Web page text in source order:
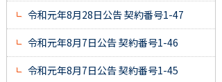
令和元年8月28日公告 契約番号1-47
令和元年8月7日公告 契約番号1-46
令和元年8月7日公告 契約番号1-45